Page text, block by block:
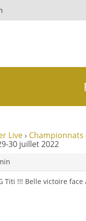
Live ›
30 juillet 2022
Titi !!! Belle victoire face